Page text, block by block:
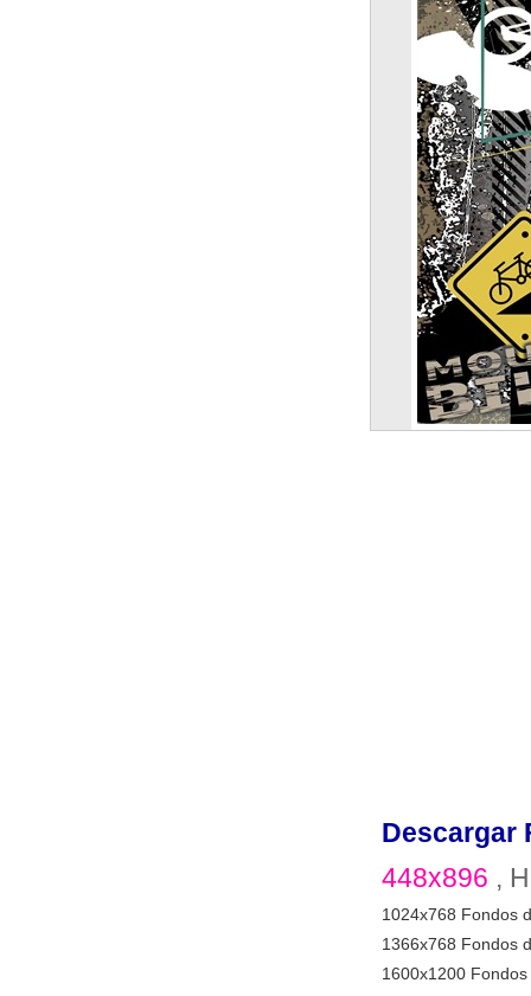
Descargar
448x896 ,
1024x768 Fondos
1366x768 Fondos
1600x1200